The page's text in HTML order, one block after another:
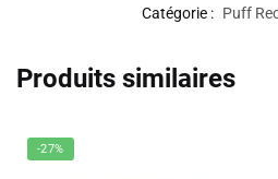
Catégorie : Puff
Produits similaires
-27%